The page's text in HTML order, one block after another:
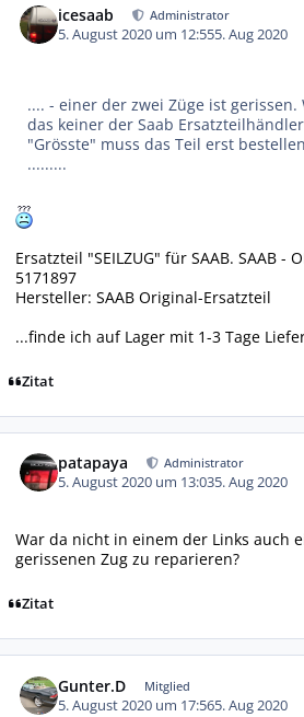
icesaab Administrator
5. August 2020 um 12:555. Aug 2020
.... - einer der zwei Züge ist
das keiner der Saab
"Grösste" muss das Teil erst
.........
Ersatzteil "SEILZUG" für SAAB. SAAB -
5171897
Hersteller: SAAB Original-Ersatzteil
...finde ich auf Lager mit 1-3 Tage
Zitat
patapaya Administrator
5. August 2020 um 13:035. Aug 2020
War da nicht in einem der Links auch
gerissenen Zug zu reparieren?
Zitat
Gunter.D Mitglied
5. August 2020 um 17:565. Aug 2020